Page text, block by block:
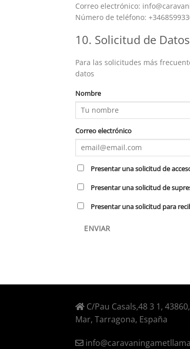
Correo electrónico:
Número de teléfono:
10. Solicitud de Datos
Para las solicitudes más
datos
Nombre
Correo electrónico
Presentar una solicitud de
Presentar una solicitud de
Presentar una solicitud para
C/Pau Casals,48 3 1,
Mar, Tarragona, España